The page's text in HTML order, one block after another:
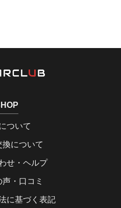
ついて
換について
せ・ヘルプ
・口コミ
に基づく表記